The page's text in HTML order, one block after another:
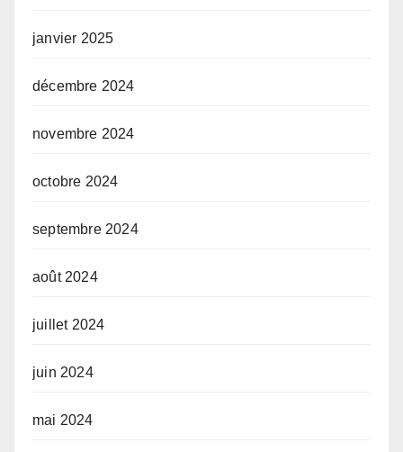
janvier 2025
décembre 2024
novembre 2024
octobre 2024
septembre 2024
août 2024
juillet 2024
juin 2024
mai 2024